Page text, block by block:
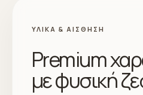
ΥΛΙΚΆ & ΑΊΣΘΗΣΗ
Premium
με φυσική